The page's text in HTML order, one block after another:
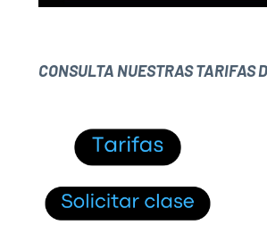
CONSULTA NUESTRAS TARIFAS